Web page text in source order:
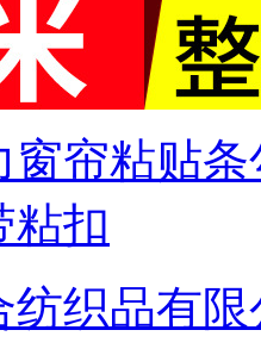
窗帘粘贴
粘扣
纺织品有限